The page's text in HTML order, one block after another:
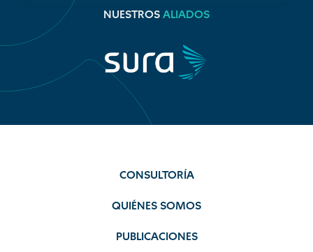
NUESTROS ALIADOS
CONSULTORÍA
QUIÉNES SOMOS
PUBLICACIONES